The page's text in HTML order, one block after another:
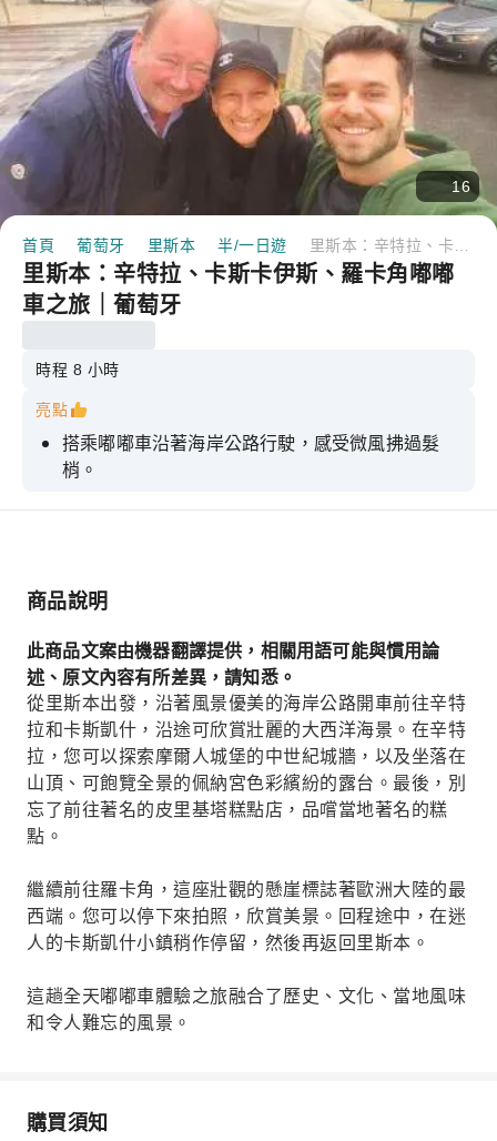
16
首頁 葡萄牙 里斯本 半/一日遊
里斯本：辛特拉、卡斯卡伊斯、羅卡角嘟嘟
車之旅｜葡萄牙
時程 8 小時
亮點
搭乘嘟嘟車沿著海岸公路行駛，感受微風拂過髮
梢。
探索辛特拉摩爾城堡的中世紀城牆
在羅卡角停留，這裡是歐洲大陸的最西端。
商品說明
此商品文案由機器翻譯提供，相關用語可能與慣用論
述、原文內容有所差異，請知悉。
從里斯本出發，沿著風景優美的海岸公路開車前往辛特
拉和卡斯凱什，沿途可欣賞壯麗的大西洋海景。在辛特
拉，您可以探索摩爾人城堡的中世紀城牆，以及坐落在
山頂、可飽覽全景的佩納宮色彩繽紛的露台。最後，別
忘了前往著名的皮里基塔糕點店，品嚐當地著名的糕
點。
繼續前往羅卡角，這座壯觀的懸崖標誌著歐洲大陸的最
西端。您可以停下來拍照，欣賞美景。回程途中，在迷
人的卡斯凱什小鎮稍作停留，然後再返回里斯本。
這趟全天嘟嘟車體驗之旅融合了歷史、文化、當地風味
和令人難忘的風景。
購買須知